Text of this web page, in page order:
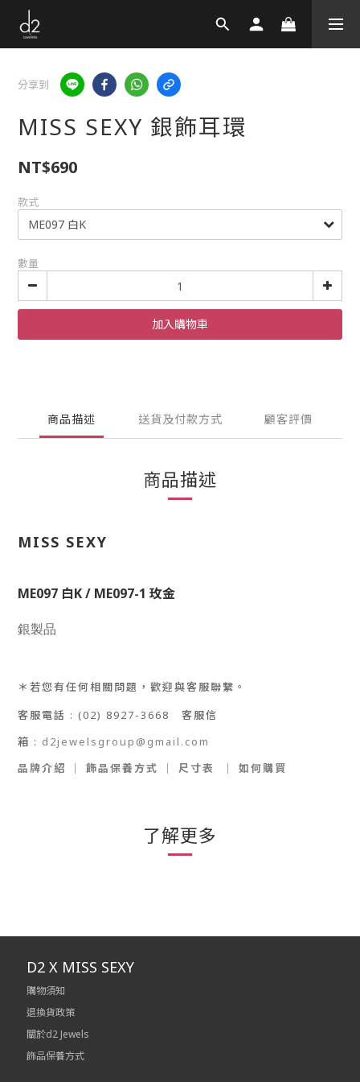
分享到
MISS SEXY 銀飾耳環
NT$690
款式
數量
加入購物車
商品描述 送貨及付款方式 顧客評價
商品描述
MISS SEXY
ME097 白K / ME097-1 玫金
銀製品
＊若您有任何相關問題，歡迎與客服聯繫。
客服電話 : (02) 8927-3668
客服信
箱 : d2jewelsgroup@gmail.com
品牌介紹
｜ 飾品保養方式 ｜ 尺寸表 ｜ 如何購買
了解更多
D2 X MISS SEXY
購物須知
退換貨政策
關於d2 Jewels
飾品保養方式